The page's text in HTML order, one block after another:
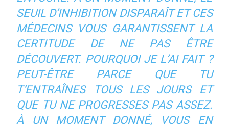
SEUIL D’INHIBITION DISPARAÎT ET CES
MÉDECINS VOUS GARANTISSENT LA
CERTITUDE DE NE PAS ÊTRE
DÉCOUVERT. POURQUOI JE L’AI FAIT ?
PEUT-ÊTRE PARCE QUE TU
T’ENTRAÎNES TOUS LES JOURS ET
QUE TU NE PROGRESSES PAS ASSEZ.
À UN MOMENT DONNÉ, VOUS EN